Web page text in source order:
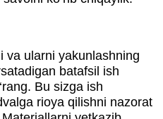
va ularni yakunlashning
batafsil ish
Bu sizga ish
rioya qilishni nazorat